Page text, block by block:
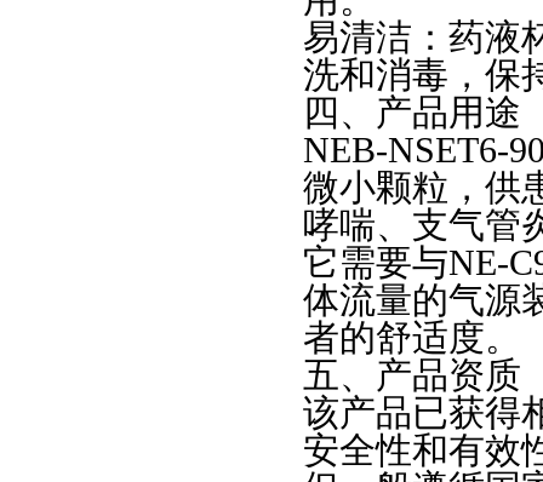
易清洁：药液
洗和消毒，保
四、产品用途
NEB-NSET6-
微小颗粒，供
哮喘、支气管
它需要与NE-
体流量的气源
者的舒适度。
五、产品资质
该产品已获得
安全性和有效